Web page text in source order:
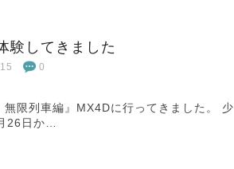
験してきました
0
限列車編』MX4Dに行ってきました。 少
26日か…